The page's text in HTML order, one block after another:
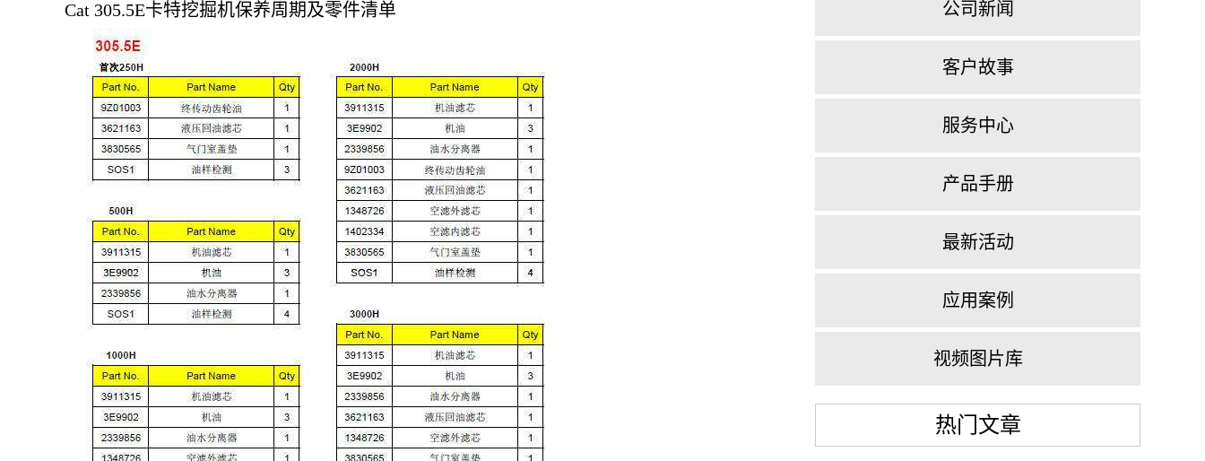
Cat 305.5E卡特挖掘机保养周期及零件清单 公司新闻
客户故事
服务中心
产品手册
最新活动
应用案例
视频图片库
热门文章